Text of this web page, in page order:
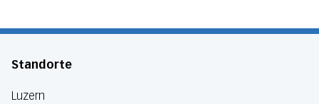
Standorte
Luzern